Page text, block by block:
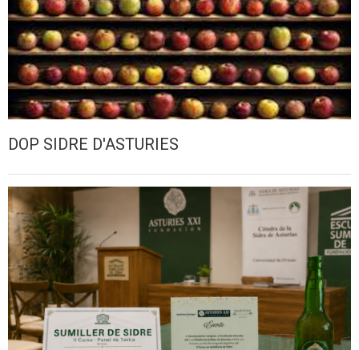
DOP SIDRE D'ASTURIES